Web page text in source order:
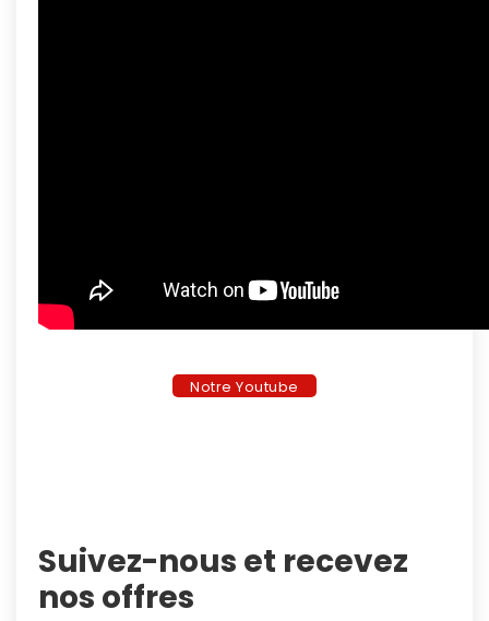
Notre Youtube
Suivez-nous et recevez
nos offres